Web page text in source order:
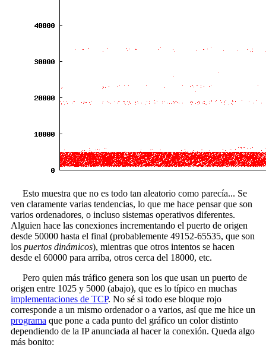
Esto muestra que no es todo tan aleatorio como parecía... Se
ven claramente varias tendencias, lo que me hace pensar que son
varios ordenadores, o incluso sistemas operativos diferentes.
Alguien hace las conexiones incrementando el puerto de origen
desde 50000 hasta el final (probablemente 49152-65535, que son
los puertos dinámicos), mientras que otros intentos se hacen
desde el 60000 para arriba, otros cerca del 18000, etc.
Pero quien más tráfico genera son los que usan un puerto de
origen entre 1025 y 5000 (abajo), que es lo típico en muchas
implementaciones de TCP. No sé si todo ese bloque rojo
corresponde a un mismo ordenador o a varios, así que me hice un
programa que pone a cada punto del gráfico un color distinto
dependiendo de la IP anunciada al hacer la conexión. Queda algo
más bonito: